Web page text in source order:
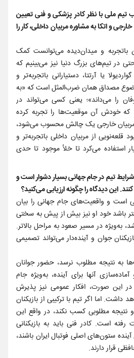
تیم ملی با نظر کادر پزشکی و فنی تعیین
و اتکا به مشاوره مربیان داخلی، کار را
باتجربه و میدان‌دیده می‌توانست کمک
در تیم‌های بزرگ دنیا نیز می‌بینیم که
یا آرتتا، دستیارانی باتجربه‌تر و
مصداق همان ضرب‌المثل است که «به
را می‌داند»؛ یعنی کسی می‌تواند در
خودش آن موقعیت‌ها را تجربه کرده
خارجی یک چالش محسوب می‌شود،
قلعه‌نویی از مربیان داخلی باتجربه‌تر و
استفاده می‌کرد تا خلأ موجود تا حدی
شرایط تیم در جام جهانی بسیار دشوار است و
این دیدگاه را چگونه ارزیابی می‌کنید؟
و واقعیت‌های جام جهانی را بیان
باشد خود او نیز بیش از پیش به سختی
به‌ویژه در مسیر صعود به مراحل بالاتر.
جوان و آینده‌دار می‌تواند تصمیمی
به نتیجه مطلوب نرسد، حضور جوانان
آنها برای آینده، به‌ویژه جام
این صورت، افکار عمومی نیز پذیرش
اما اگر تیم با ترکیبی از بازیکنان
مطلوبی کسب نکند، در واقع این
است. کادر فنی باید به بازیکنانی
ستون‌های اصلی فوتبال ایران باشند،
قرار دارند.